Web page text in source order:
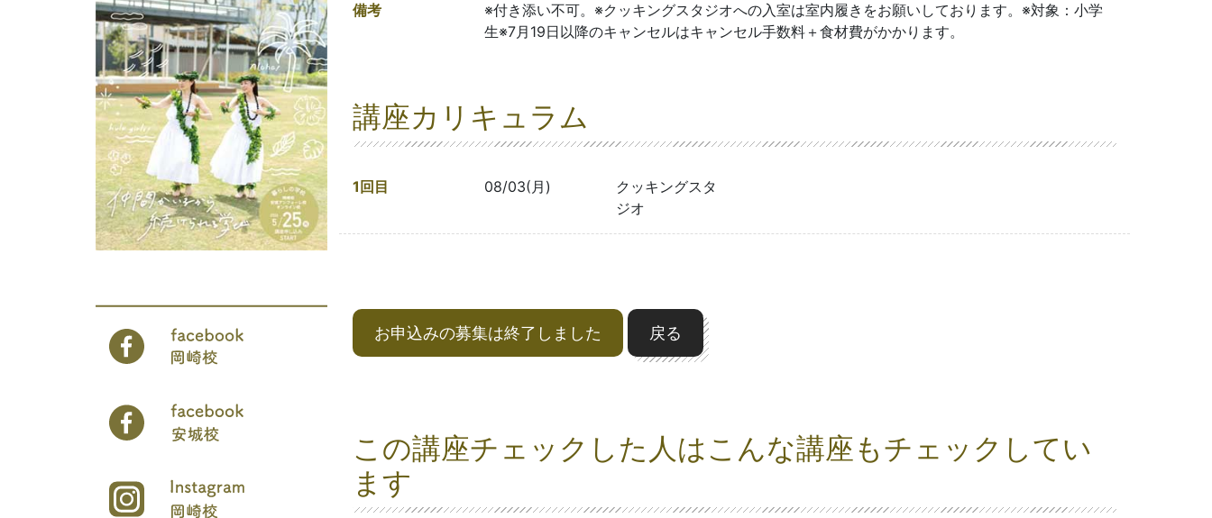
備考
※付き添い不可。※クッキングスタジオへの入室は室内履きをお願いしております。※対象：小学
生※7月19日以降のキャンセルはキャンセル手数料＋食材費がかかります。
講座カリキュラム
1回目 08/03(月)
クッキングスタ
ジオ
お申込みの募集は終了しました 戻る
この講座チェックした人はこんな講座もチェックしてい
ます